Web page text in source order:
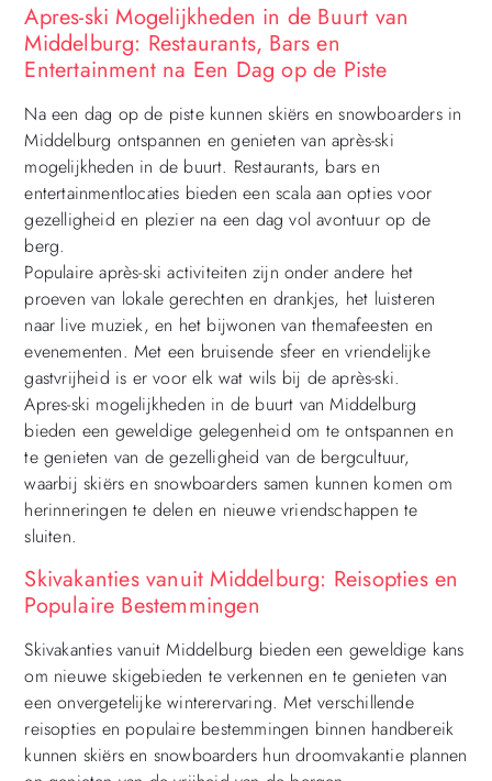
Apres-ski Mogelijkheden in de Buurt van
Middelburg: Restaurants, Bars en
Entertainment na Een Dag op de Piste
Na een dag op de piste kunnen skiërs en snowboarders in
Middelburg ontspannen en genieten van après-ski
mogelijkheden in de buurt. Restaurants, bars en
entertainmentlocaties bieden een scala aan opties voor
gezelligheid en plezier na een dag vol avontuur op de
berg.
Populaire après-ski activiteiten zijn onder andere het
proeven van lokale gerechten en drankjes, het luisteren
naar live muziek, en het bijwonen van themafeesten en
evenementen. Met een bruisende sfeer en vriendelijke
gastvrijheid is er voor elk wat wils bij de après-ski.
Apres-ski mogelijkheden in de buurt van Middelburg
bieden een geweldige gelegenheid om te ontspannen en
te genieten van de gezelligheid van de bergcultuur,
waarbij skiërs en snowboarders samen kunnen komen om
herinneringen te delen en nieuwe vriendschappen te
sluiten.
Skivakanties vanuit Middelburg: Reisopties en
Populaire Bestemmingen
Skivakanties vanuit Middelburg bieden een geweldige kans
om nieuwe skigebieden te verkennen en te genieten van
een onvergetelijke winterervaring. Met verschillende
reisopties en populaire bestemmingen binnen handbereik
kunnen skiërs en snowboarders hun droomvakantie plannen